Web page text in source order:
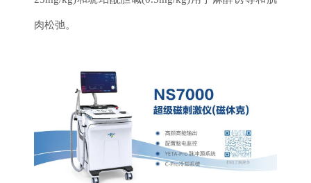
肉松弛。